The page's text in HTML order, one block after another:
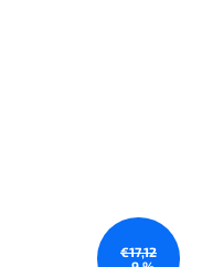
€17,12